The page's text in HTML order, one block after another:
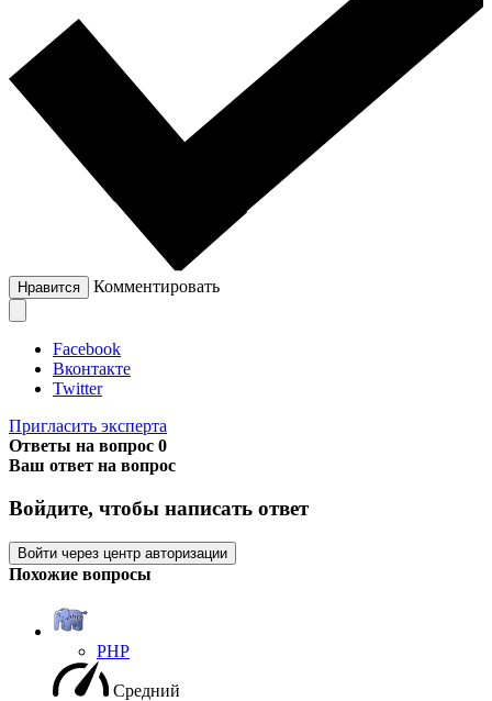
Нравится Комментировать
Facebook
Вконтакте
Twitter
Пригласить эксперта
Ответы на вопрос 0
Ваш ответ на вопрос
Войдите, чтобы написать ответ
Войти через центр авторизации
Похожие вопросы
PHP
Средний